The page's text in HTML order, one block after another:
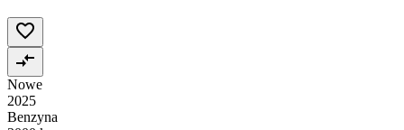
Nowe
2025
Benzyna